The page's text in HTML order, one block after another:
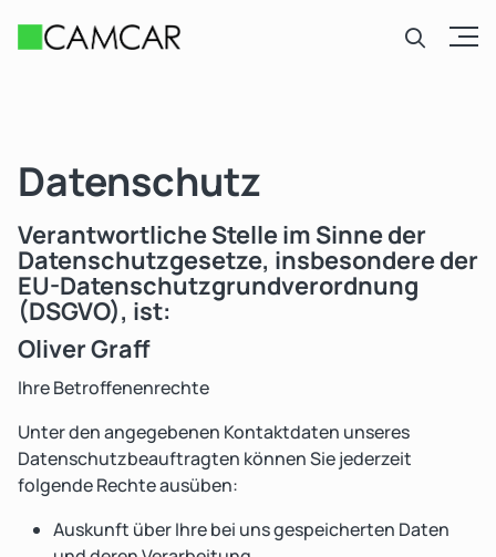
Datenschutz
Verantwortliche Stelle im Sinne der
Datenschutzgesetze, insbesondere der
EU-Datenschutzgrundverordnung
(DSGVO), ist:
Oliver Graff
Ihre Betroffenenrechte
Unter den angegebenen Kontaktdaten unseres
Datenschutzbeauftragten können Sie jederzeit
folgende Rechte ausüben:
Auskunft über Ihre bei uns gespeicherten Daten